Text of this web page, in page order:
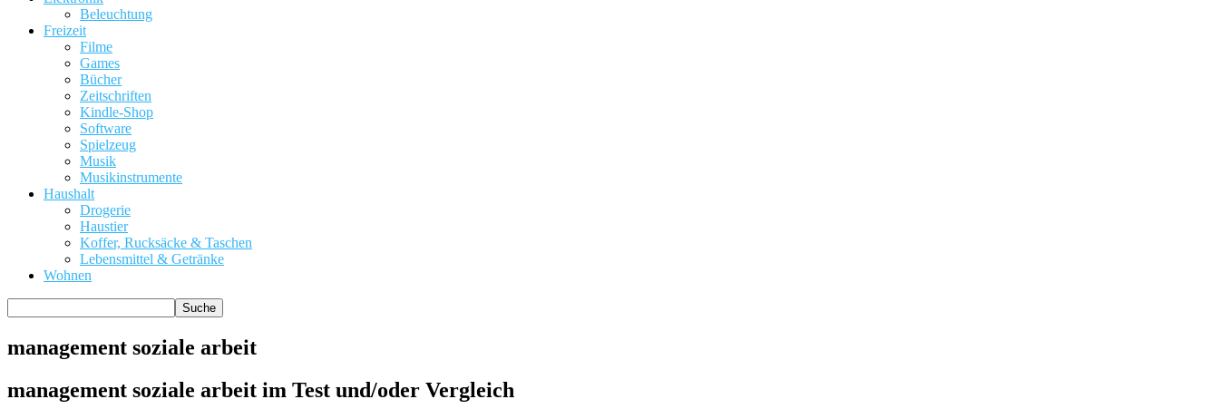
Beleuchtung
Freizeit
Filme
Games
Bücher
Zeitschriften
Kindle-Shop
Software
Spielzeug
Musik
Musikinstrumente
Haushalt
Drogerie
Haustier
Koffer, Rucksäcke & Taschen
Lebensmittel & Getränke
Wohnen
management soziale arbeit
management soziale arbeit im Test und/oder Vergleich